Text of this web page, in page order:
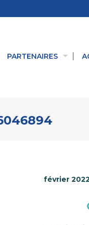
PARTENAIRES
février 2022